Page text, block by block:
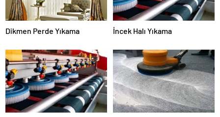
Dikmen Perde Yıkama İncek Halı Yıkama